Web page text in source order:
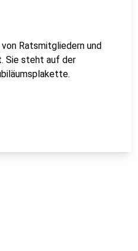
Ratsmitgliedern und
Sie steht auf der